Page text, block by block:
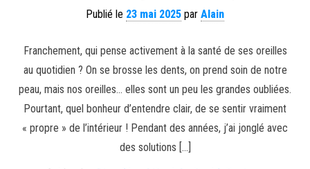
Publié le 23 mai 2025 par Alain
Franchement, qui pense activement à la santé de ses oreilles
au quotidien ? On se brosse les dents, on prend soin de notre
peau, mais nos oreilles… elles sont un peu les grandes oubliées.
Pourtant, quel bonheur d’entendre clair, de se sentir vraiment
« propre » de l’intérieur ! Pendant des années, j’ai jonglé avec
des solutions […]